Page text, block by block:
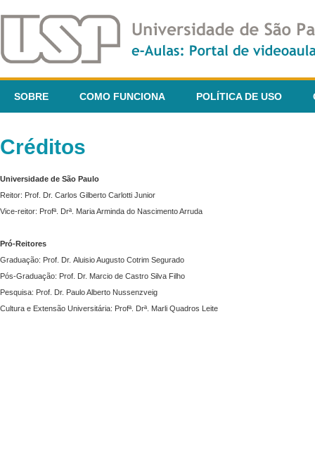
SOBRE COMO FUNCIONA POLÍTICA DE USO
Créditos
Universidade de São Paulo
Reitor: Prof. Dr. Carlos Gilberto Carlotti Junior
Vice-reitor: Profª. Drª. Maria Arminda do Nascimento Arruda
Pró-Reitores
Graduação: Prof. Dr. Aluisio Augusto Cotrim Segurado
Pós-Graduação: Prof. Dr. Marcio de Castro Silva Filho
Pesquisa: Prof. Dr. Paulo Alberto Nussenzveig
Cultura e Extensão Universitária: Profª. Drª. Marli Quadros Leite